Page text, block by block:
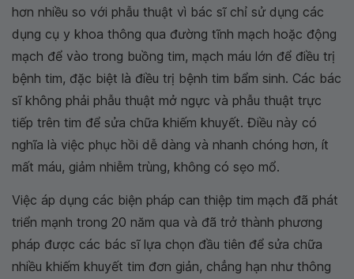
hơn nhiều so với phẫu thuật vì bác sĩ chỉ sử dụng các
dụng cụ y khoa thông qua đường tĩnh mạch hoặc động
mạch để vào trong buồng tim, mạch máu lớn để điều trị
bệnh tim, đặc biệt là điều trị bệnh tim bẩm sinh. Các bác
sĩ không phải phẫu thuật mở ngực và phẫu thuật trực
tiếp trên tim để sửa chữa khiếm khuyết. Điều này có
nghĩa là việc phục hồi dễ dàng và nhanh chóng hơn, ít
mất máu, giảm nhiễm trùng, không có sẹo mổ.
Việc áp dụng các biện pháp can thiệp tim mạch đã phát
triển mạnh trong 20 năm qua và đã trở thành phương
pháp được các bác sĩ lựa chọn đầu tiên để sửa chữa
nhiều khiếm khuyết tim đơn giản, chẳng hạn như thông